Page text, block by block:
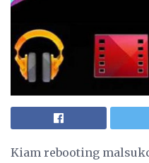
Kiam rebooting